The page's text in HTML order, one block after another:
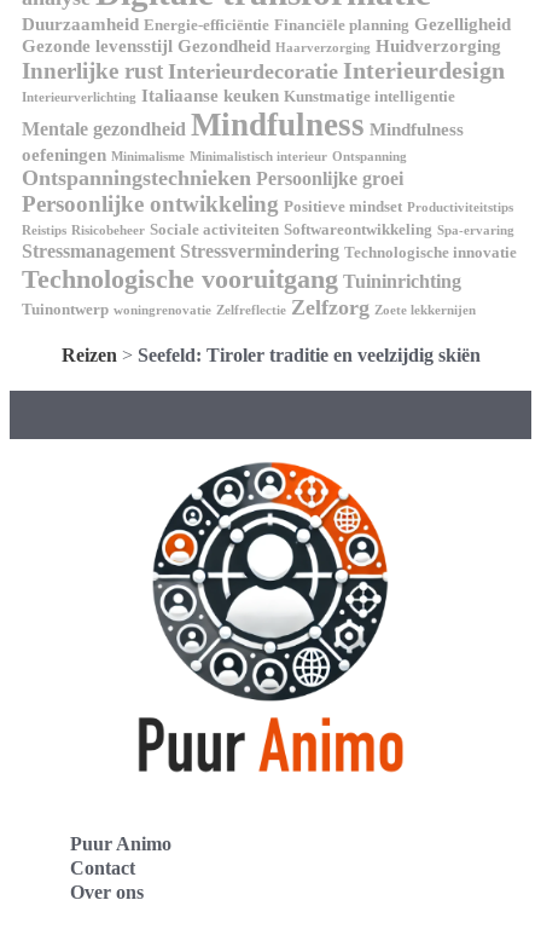
Duurzaamheid Energie-efficiëntie Financiële planning Gezelligheid
Gezonde levensstijl Gezondheid Haarverzorging Huidverzorging
Innerlijke rust Interieurdecoratie Interieurdesign
Interieurverlichting Italiaanse keuken Kunstmatige intelligentie
Mentale gezondheid Mindfulness Mindfulness
oefeningen Minimalisme Minimalistisch interieur Ontspanning
Ontspanningstechnieken Persoonlijke groei
Persoonlijke ontwikkeling Positieve mindset Productiviteitstips
Reistips Risicobeheer Sociale activiteiten Softwareontwikkeling Spa-ervaring
Stressmanagement Stressvermindering Technologische innovatie
Technologische vooruitgang Tuininrichting
Tuinontwerp woningrenovatie Zelfreflectie Zelfzorg Zoete lekkernijen
Reizen > Seefeld: Tiroler traditie en veelzijdig skiën
Puur Animo
Contact
Over ons